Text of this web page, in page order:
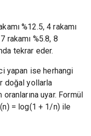
%12.5, 4 rakamı
rakamı %5.8, 8
tekrar eder.
yapan ise herhangi
doğal yollarla
uyar. Formül
= log(1 + 1/n) ile